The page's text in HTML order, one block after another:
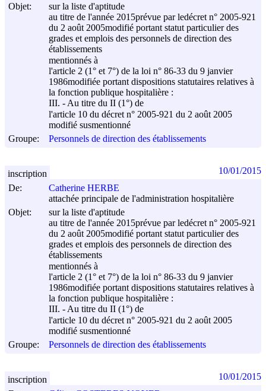
Objet:
sur la liste d'aptitude
au titre de l'année 2015prévue par ledécret n° 2005-921
du 2 août 2005modifié portant statut particulier des
grades et emplois des personnels de direction des
établissements
mentionnés à
l'article 2 (1° et 7°) de la loi n° 86-33 du 9 janvier
1986modifiée portant dispositions statutaires relatives à
la fonction publique hospitalière :
III. - Au titre du II (1°) de
l'article 10 du décret n° 2005-921 du 2 août 2005
modifié susmentionné
Groupe:
Personnels de direction des établissements
De:
Catherine HERBE
attachée principale de l'administration hospitalière
Objet:
sur la liste d'aptitude
au titre de l'année 2015prévue par ledécret n° 2005-921
du 2 août 2005modifié portant statut particulier des
grades et emplois des personnels de direction des
établissements
mentionnés à
l'article 2 (1° et 7°) de la loi n° 86-33 du 9 janvier
1986modifiée portant dispositions statutaires relatives à
la fonction publique hospitalière :
III. - Au titre du II (1°) de
l'article 10 du décret n° 2005-921 du 2 août 2005
modifié susmentionné
Groupe:
Personnels de direction des établissements
inscription 10/01/2015
inscription 10/01/2015